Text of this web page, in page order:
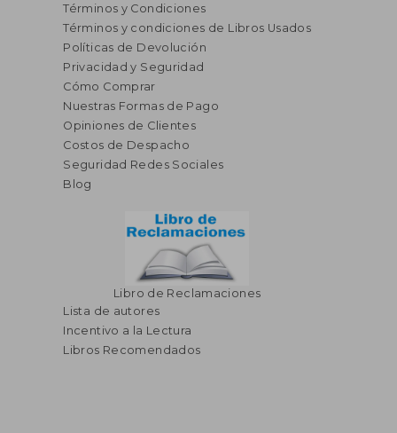
55%
dcto.
S/ 224,95
S/ 101,23
Términos y Condiciones
Términos y condiciones de Libros Usados
Políticas de Devolución
Privacidad y Seguridad
Cómo Comprar
Nuestras Formas de Pago
Opiniones de Clientes
Costos de Despacho
Seguridad Redes Sociales
Blog
Libro de Reclamaciones
Lista de autores
Incentivo a la Lectura
Libros Recomendados